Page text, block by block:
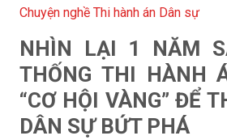
Chuyện nghề Thi hành án Dân sự
NHÌN LẠI 1 NĂM
THỐNG THI HÀNH
“CƠ HỘI VÀNG” ĐỂ
DÂN SỰ BỨT PHÁ